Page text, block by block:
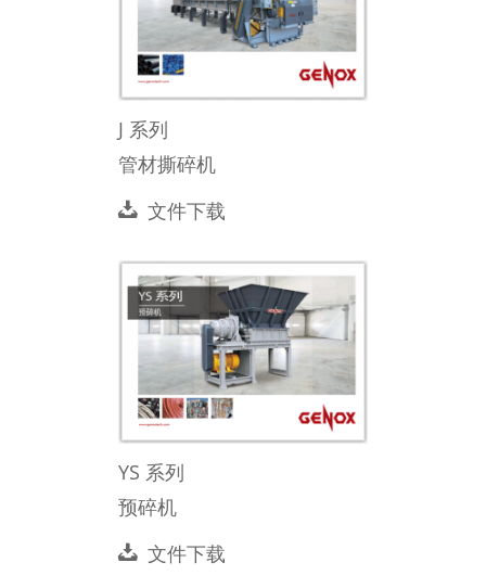
J 系列
管材撕碎机
文件下载
YS 系列
预碎机
文件下载